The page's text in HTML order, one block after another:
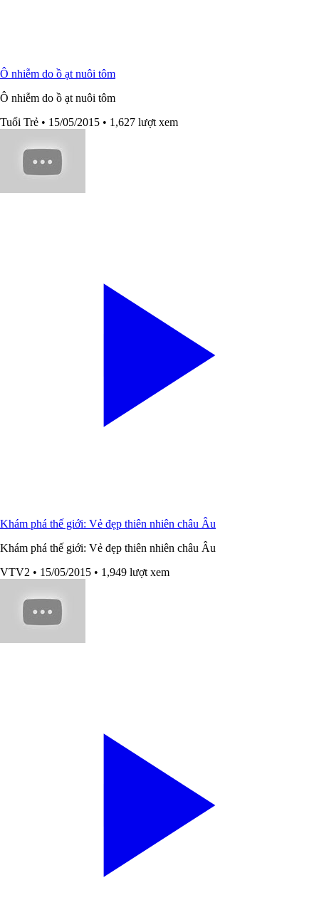
Ô nhiễm do ồ ạt nuôi tôm
Ô nhiễm do ồ ạt nuôi tôm
Tuổi Trẻ • 15/05/2015 • 1,627 lượt xem
Khám phá thế giới: Vẻ đẹp thiên nhiên châu Âu
Khám phá thế giới: Vẻ đẹp thiên nhiên châu Âu
VTV2 • 15/05/2015 • 1,949 lượt xem